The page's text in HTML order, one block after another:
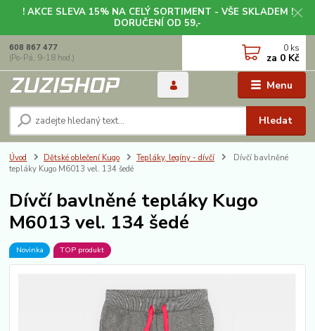
! AKCE SLEVA 15% NA CELÝ SORTIMENT - VŠE SKLADEM !
DORUČENÍ OD 59,-
Menu
Hledat
608 867 477
(Po-Pá, 9-18 hod.)
0 ks
za 0 Kč
Úvod Dětské oblečení Kugo Tepláky, legíny - dívčí
Dívčí bavlněné
tepláky Kugo M6013 vel. 134 šedé
Dívčí bavlněné tepláky Kugo
M6013 vel. 134 šedé
Novinka TOP produkt